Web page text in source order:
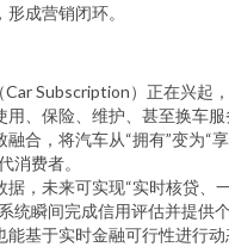
成营销闭环。
Car Subscription）正在兴起
用、保险、维护、甚至换车服
合，将汽车从“拥有”变为“享
消费者。
据，未来可实现“实时核贷、
统瞬间完成信用评估并提供
基于实时金融可行性进行动